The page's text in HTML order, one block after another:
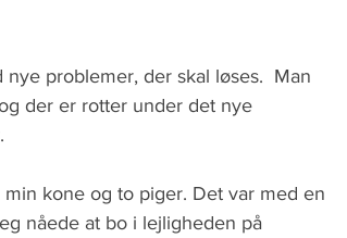
problemer, der skal løses.  Man
der er rotter under det nye
kone og to piger. Det var med en
nåede at bo i lejligheden på